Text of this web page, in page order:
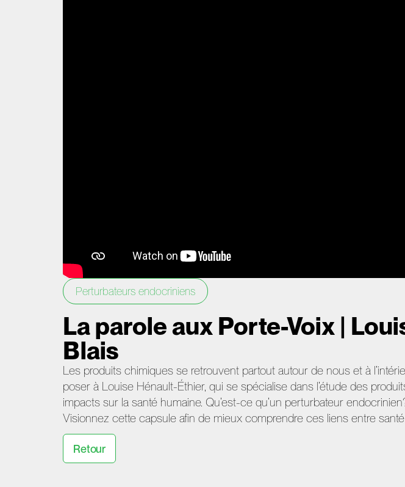
Perturbateurs endocriniens
La parole aux Porte-Voix |
Blais
Les produits chimiques se retrouvent partout autour de nous et à
poser à Louise Hénault-Éthier, qui se spécialise dans l’étude des
impacts sur la santé humaine. Qu’est-ce qu’un perturbateur
Visionnez cette capsule afin de mieux comprendre ces liens entre
Retour